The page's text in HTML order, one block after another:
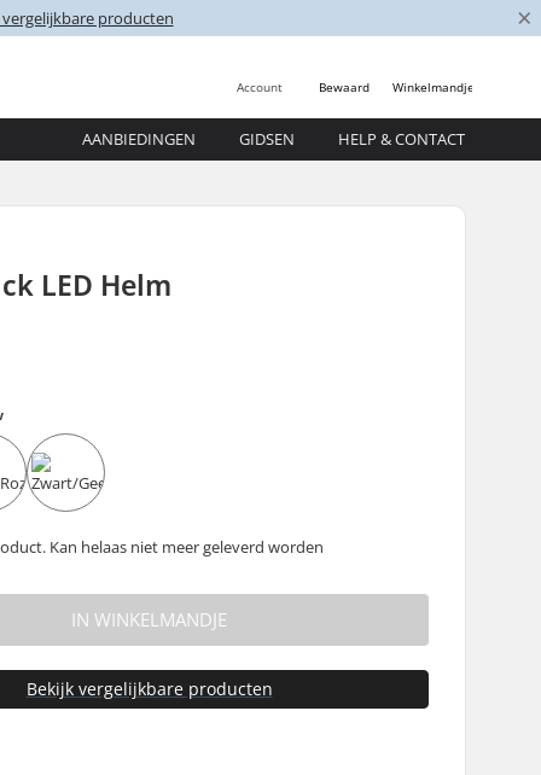
producten ×
Winkelmandje
Bewaard
Account
AANBIEDINGEN GIDSEN HELP & CONTACT
LED Helm
Kan helaas niet meer geleverd worden
IN WINKELMANDJE
Bekijk vergelijkbare producten